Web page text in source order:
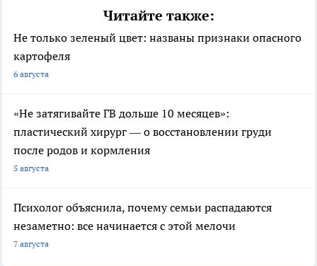
Читайте также:
Не только зеленый цвет: названы признаки опасного
картофеля
6 августа
«Не затягивайте ГВ дольше 10 месяцев»:
пластический хирург — о восстановлении груди
после родов и кормления
5 августа
Психолог объяснила, почему семьи распадаются
незаметно: все начинается с этой мелочи
7 августа